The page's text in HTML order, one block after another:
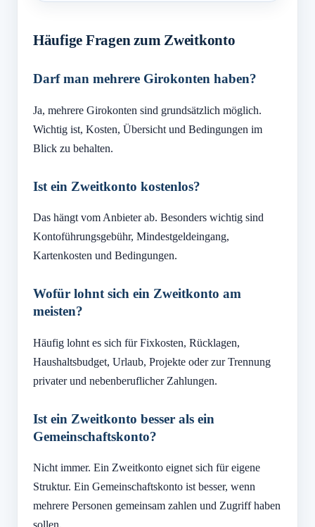
Häufige Fragen zum Zweitkonto
Darf man mehrere Girokonten haben?
Ja, mehrere Girokonten sind grundsätzlich möglich.
Wichtig ist, Kosten, Übersicht und Bedingungen im
Blick zu behalten.
Ist ein Zweitkonto kostenlos?
Das hängt vom Anbieter ab. Besonders wichtig sind
Kontoführungsgebühr, Mindestgeldeingang,
Kartenkosten und Bedingungen.
Wofür lohnt sich ein Zweitkonto am
meisten?
Häufig lohnt es sich für Fixkosten, Rücklagen,
Haushaltsbudget, Urlaub, Projekte oder zur Trennung
privater und nebenberuflicher Zahlungen.
Ist ein Zweitkonto besser als ein
Gemeinschaftskonto?
Nicht immer. Ein Zweitkonto eignet sich für eigene
Struktur. Ein Gemeinschaftskonto ist besser, wenn
mehrere Personen gemeinsam zahlen und Zugriff haben